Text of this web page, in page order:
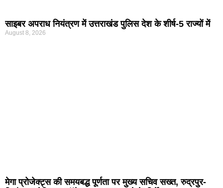
साइबर अपराध नियंत्रण में उत्तराखंड पुलिस देश के शीर्ष-5 राज्यों में
August 8, 2026
मेगा प्रोजेक्ट्स की समयबद्ध पूर्णता पर मुख्य सचिव सख्त, रुद्रपुर-